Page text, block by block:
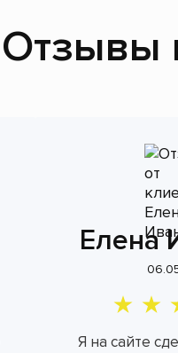
Отзывы
Елена
Я на сайте